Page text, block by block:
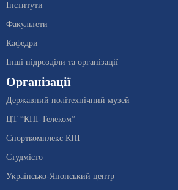
Інститути
Факультети
Кафедри
Інші підрозділи та організації
Організації
Державний політехнічний музей
ЦТ “КПІ-Телеком”
Спорткомплекс КПІ
Студмісто
Українсько-Японський центр